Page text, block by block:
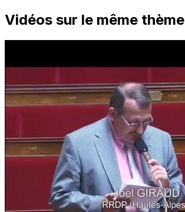
Vidéos sur le même thème